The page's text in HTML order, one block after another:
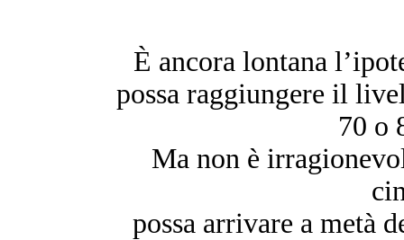
È ancora lontana
possa raggiungere il
70 o
Ma non è
possa arrivare a metà